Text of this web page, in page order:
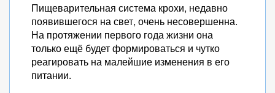
Пищеварительная система крохи, недавно
появившегося на свет, очень несовершенна.
На протяжении первого года жизни она
только ещё будет формироваться и чутко
реагировать на малейшие изменения в его
питании.